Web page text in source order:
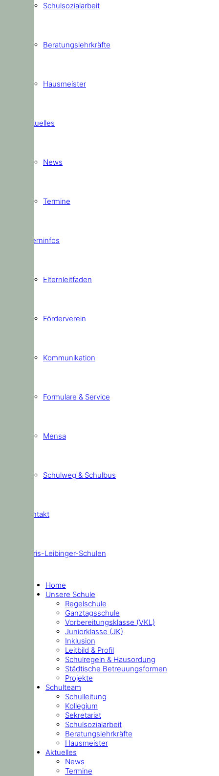
Schulsozialarbeit
Beratungslehrkräfte
Hausmeister
Aktuelles
News
Termine
Elterninfos
Elternleitfaden
Förderverein
Kommunikation
Formulare & Service
Mensa
Schulweg & Schulbus
Kontakt
Doris-Leibinger-Schulen
Home
Unsere Schule
Regelschule
Ganztagsschule
Vorbereitungsklasse (VKL)
Juniorklasse (JK)
Inklusion
Leitbild & Profil
Schulregeln & Hausordung
Städtische Betreuungsformen
Projekte
Schulteam
Schulleitung
Kollegium
Sekretariat
Schulsozialarbeit
Beratungslehrkräfte
Hausmeister
Aktuelles
News
Termine